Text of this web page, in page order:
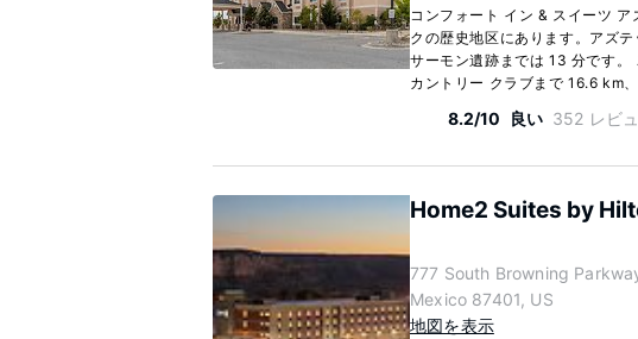
コンフォート イン & スイーツ
クの歴史地区にあります。アズ
サーモン遺跡までは 13 分です。
カントリー クラブまで 16.6 km
8.2/10 良い 352 レビ
Home2 Suites by
777 South Browning
Mexico 87401, US
地図を表示